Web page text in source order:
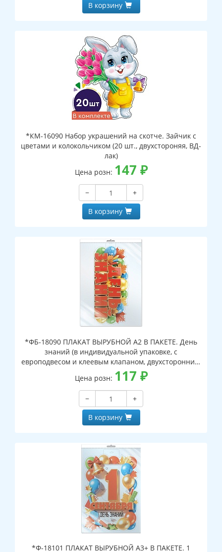
В корзину
*КМ-16090 Набор украшений на скотче. Зайчик с
цветами и колокольчиком (20 шт., двухстороняя, ВД-
лак)
Цена розн: 147 ₽
−
+
В корзину
*ФБ-18090 ПЛАКАТ ВЫРУБНОЙ А2 В ПАКЕТЕ. День
знаний (в индивидуальной упаковке, с
европодвесом и клеевым клапаном, двухсторонний,
ВД-лак)
Цена розн: 117 ₽
−
+
В корзину
*Ф-18101 ПЛАКАТ ВЫРУБНОЙ А3+ В ПАКЕТЕ. 1